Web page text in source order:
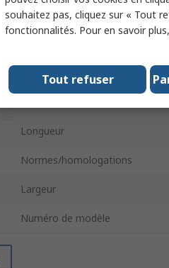
Source d'alimentation
Type de RLC
Longueur
Normes/homologations
Largeur
Numéro de modèle
souhaitez pas, cliquez sur « Tout
fonctionnalités. Pour en savoir
Tout refuser